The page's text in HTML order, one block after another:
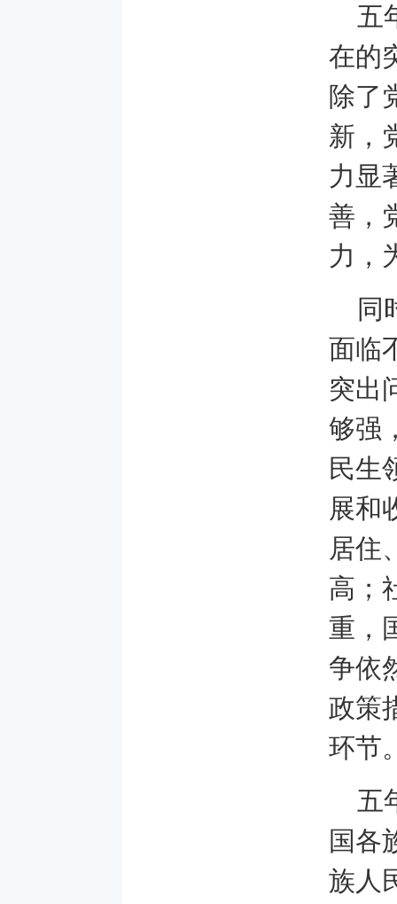
五
在的
除了
新，
力显
善，
力，
同
面临
突出
够强
民生
展和
居住
高；
重，
争依
政策
环节
五
国各
族人